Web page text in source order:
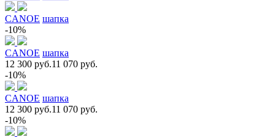
CANOE шапка
-10%
CANOE шапка
12 300 руб.11 070 руб.
-10%
CANOE шапка
12 300 руб.11 070 руб.
-10%